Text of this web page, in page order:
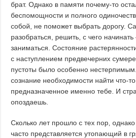
брат. Однако в памяти почему-то
беспомощности и полного
собой, не поможет выбрать дорогу.
разобраться, решить, с чего
заниматься. Состояние
с наступлением предвечерних
пустоты было особенно
сознание необходимости найти что-то
предназначенное именно тебе. И
опоздаешь.
Сколько лет прошло с тех пор,
часто представляется утопающий в